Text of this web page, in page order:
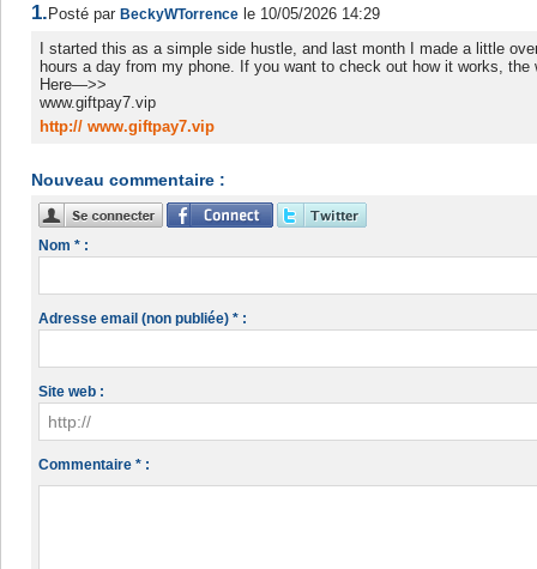
1. Posté parBeckyWTorrence le 10/05/2026 14:29
I started this as a simple side hustle, and last month I made a little
hours a day from my phone. If you want to check out how it works,
Here—>>
www.giftpay7.vip
http:// www.giftpay7.vip
Nouveau commentaire :
Nom * :
Adresse email (non publiée) * :
Site web :
Commentaire * :